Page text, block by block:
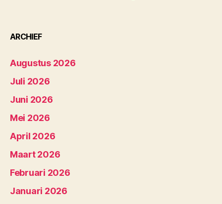
ARCHIEF
Augustus 2026
Juli 2026
Juni 2026
Mei 2026
April 2026
Maart 2026
Februari 2026
Januari 2026